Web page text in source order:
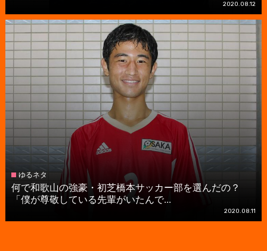
2020.08.12
ゆるネタ
何で和歌山の強豪・初芝橋本サッカー部を選んだの？
「僕が尊敬している先輩がいたんで...
2020.08.11